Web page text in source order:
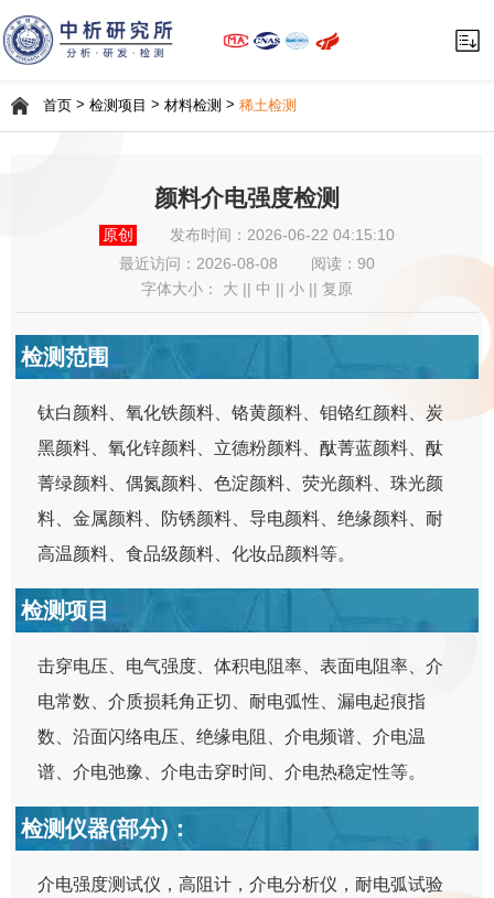
首页> 检测项目 > 材料检测 > 稀土检测
颜料介电强度检测
原创
发布时间：2026-06-22 04:15:10
最近访问：2026-08-08
阅读：90
字体大小： 大 中 小 复原
检测范围
钛白颜料、氧化铁颜料、铬黄颜料、钼铬红颜料、炭
黑颜料、氧化锌颜料、立德粉颜料、酞菁蓝颜料、酞
菁绿颜料、偶氮颜料、色淀颜料、荧光颜料、珠光颜
料、金属颜料、防锈颜料、导电颜料、绝缘颜料、耐
高温颜料、食品级颜料、化妆品颜料等。
检测项目
击穿电压、电气强度、体积电阻率、表面电阻率、介
电常数、介质损耗角正切、耐电弧性、漏电起痕指
数、沿面闪络电压、绝缘电阻、介电频谱、介电温
谱、介电弛豫、介电击穿时间、介电热稳定性等。
检测仪器(部分)：
介电强度测试仪，高阻计，介电分析仪，耐电弧试验